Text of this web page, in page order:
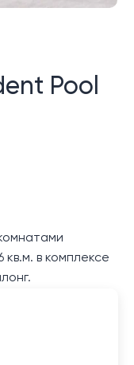
Pool
в комплексе